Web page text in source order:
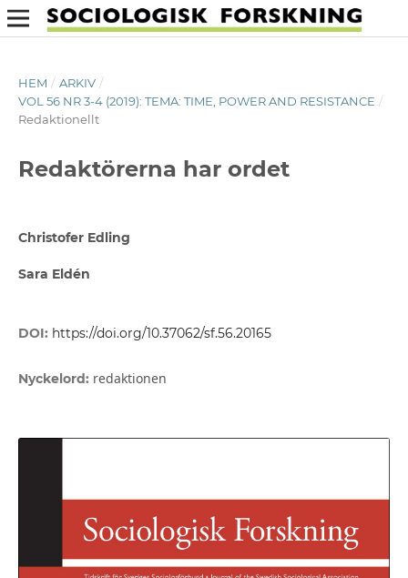
HEM / ARKIV /
VOL 56 NR 3-4 (2019): TEMA: TIME, POWER AND RESISTANCE /
Redaktionellt
Redaktörerna har ordet
Christofer Edling
Sara Eldén
DOI: https://doi.org/10.37062/sf.56.20165
Nyckelord: redaktionen